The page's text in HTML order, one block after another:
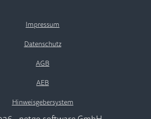
Impressum
Datenschutz
AGB
AEB
Hinweisgebersystem